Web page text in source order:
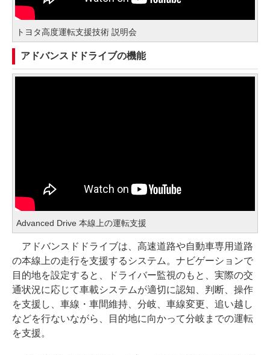
トヨタ高度運転支援技術 説明会
アドバンスドドライブの機能
Advanced Drive 本線上の運転支援
アドバンスドドライブは、高速道路や自動車専用道路
の本線上の走行を支援するシステム。ナビゲーションで
目的地を設定すると、ドライバー監視のもと、実際の交
通状況に応じて車載システムが適切に認知、判断、操作
を支援し、車線・車間維持、分岐、車線変更、追い越し
などを行ないながら、目的地に向かって分岐までの運転
を支援。